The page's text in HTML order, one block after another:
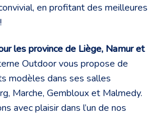
en profitant des meilleures
les province de Liège, Namur et
Outdoor vous propose de
modèles dans ses salles
Marche, Gembloux et Malmedy.
avec plaisir dans l’un de nos